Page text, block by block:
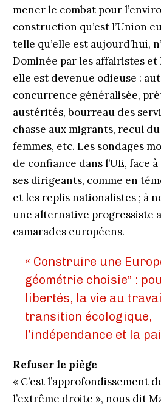
mener le combat pour
construction qu’est l’Union
telle qu’elle est aujourd’hui,
Dominée par les affairistes
elle est devenue odieuse :
concurrence généralisée,
austérités, bourreau des
chasse aux migrants, recul
femmes, etc. Les sondages
de confiance dans l’UE, face
ses dirigeants, comme en
et les replis nationalistes ; à
une alternative progressiste
camarades européens.
« Construire une
géométrie choisie” :
libertés, la vie au
transition écologique,
l’indépendance et la
Refuser le piège
« C’est l’approfondissement
l’extrême droite », nous dit